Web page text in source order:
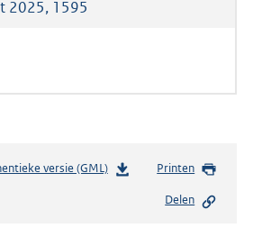
2025, 1595
versie (GML)b
Printen
Delen